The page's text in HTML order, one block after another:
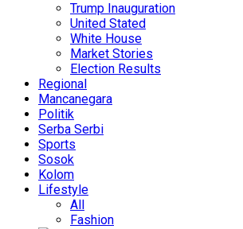
Trump Inauguration
United Stated
White House
Market Stories
Election Results
Regional
Mancanegara
Politik
Serba Serbi
Sports
Sosok
Kolom
Lifestyle
All
Fashion